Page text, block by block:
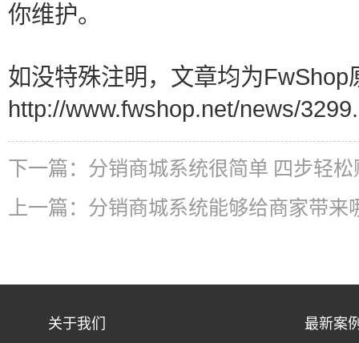
你维护。
如没特殊注明，文章均为FwShop
http://www.fwshop.net/news/
下一篇： 分销商城系统很简单 四步轻松
上一篇： 分销商城系统能够给商家带来
关于我们 最新案